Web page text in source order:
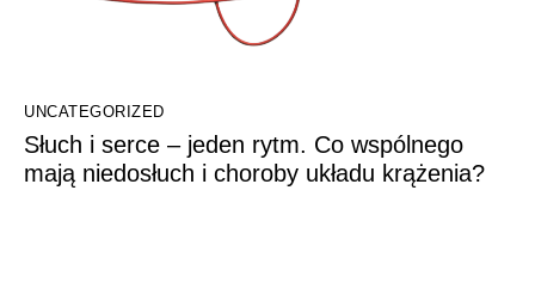
UNCATEGORIZED
Słuch i serce – jeden rytm. Co wspólnego
mają niedosłuch i choroby układu krążenia?